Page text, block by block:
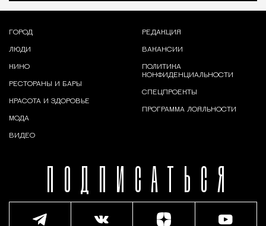
ПОДПИСАТЬСЯ
ГОРОД
ЛЮДИ
КИНО
РЕСТОРАНЫ И БАРЫ
КРАСОТА И ЗДОРОВЬЕ
МОДА
ВИДЕО
РЕДАКЦИЯ
ВАКАНСИИ
ПОЛИТИКА
КОНФИДЕНЦИАЛЬНОСТИ
СПЕЦПРОЕКТЫ
ПРОГРАММА ЛОЯЛЬНОСТИ